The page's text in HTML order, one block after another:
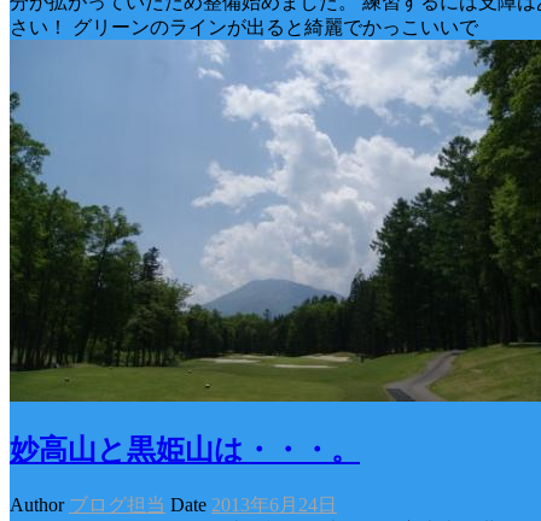
さい！ グリーンのラインが出ると綺麗でかっこいいで
妙高山と黒姫山は・・・。
Author ブログ担当 Date 2013年6月24日